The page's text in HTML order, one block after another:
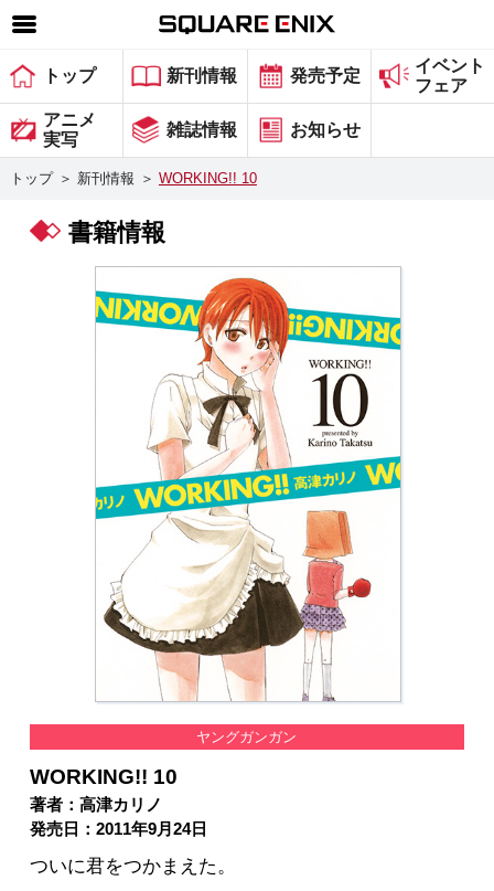
SQUARE ENIX 公式サイトメニュー
ゲーム
マガジン＆ブックス
グッズ
採用情報
スクウェア・エニックス サイト内検索
トップ 新刊情報 発売予定
イベント
フェア
アニメ
実写
雑誌情報 お知らせ
トップ ＞ 新刊情報 ＞ WORKING!! 10
書籍情報
ヤングガンガン
WORKING!! 10
著者：高津カリノ
発売日：2011年9月24日
ついに君をつかまえた。